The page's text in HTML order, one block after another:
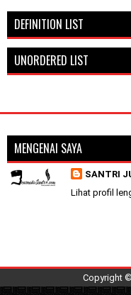
DEFINITION LIST
UNORDERED LIST
MENGENAI SAYA
SANTRI
Lihat profil
Copyright ©